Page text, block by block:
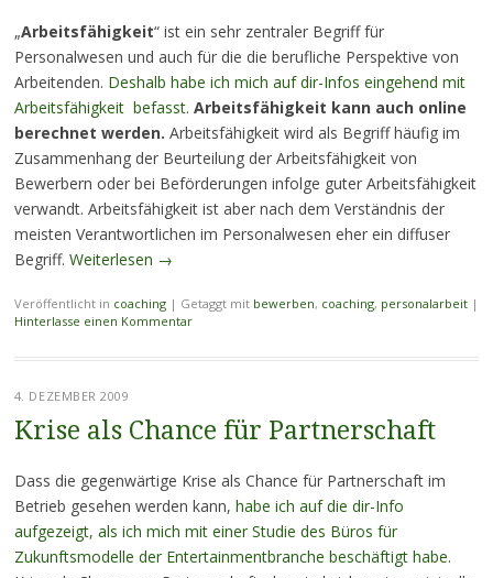
„Arbeitsfähigkeit“ ist ein sehr zentraler Begriff für
Personalwesen und auch für die die berufliche Perspektive von
Arbeitenden. Deshalb habe ich mich auf dir-Infos eingehend mit
Arbeitsfähigkeit befasst. Arbeitsfähigkeit kann auch online
berechnet werden. Arbeitsfähigkeit wird als Begriff häufig im
Zusammenhang der Beurteilung der Arbeitsfähigkeit von
Bewerbern oder bei Beförderungen infolge guter Arbeitsfähigkeit
verwandt. Arbeitsfähigkeit ist aber nach dem Verständnis der
meisten Verantwortlichen im Personalwesen eher ein diffuser
Begriff. Weiterlesen →
Veröffentlicht in coaching | Getaggt mit bewerben, coaching, personalarbeit |
Hinterlasse einen Kommentar
4. DEZEMBER 2009
Krise als Chance für Partnerschaft
Dass die gegenwärtige Krise als Chance für Partnerschaft im
Betrieb gesehen werden kann, habe ich auf die dir-Info
aufgezeigt, als ich mich mit einer Studie des Büros für
Zukunftsmodelle der Entertainmentbranche beschäftigt habe.